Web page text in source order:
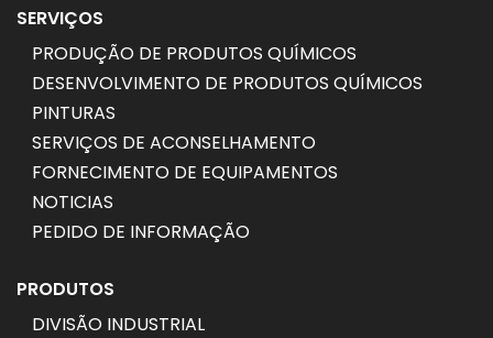
SERVIÇOS
PRODUÇÃO DE PRODUTOS QUÍMICOS
DESENVOLVIMENTO DE PRODUTOS QUÍMICOS
PINTURAS
SERVIÇOS DE ACONSELHAMENTO
FORNECIMENTO DE EQUIPAMENTOS
NOTICIAS
PEDIDO DE INFORMAÇÃO
PRODUTOS
DIVISÃO INDUSTRIAL